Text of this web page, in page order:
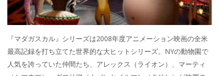
『マダガスカル』シリーズは2008年度アニメーション映画の全米
最高記録を打ち立てた世界的な大ヒットシリーズ。NYの動物園で
人気を誇っていた仲間たち、アレックス（ライオン）、マーティ